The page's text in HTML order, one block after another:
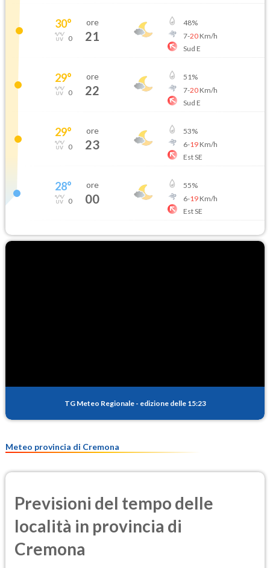
30°
0
ore
21
48%
7-20Km/h
Sud E
29°
0
ore
22
51%
7-20Km/h
Sud E
29°
0
ore
23
53%
6-19Km/h
Est SE
28°
0
ore
00
55%
6-19Km/h
Est SE
TG Meteo Regionale - edizione delle 15:23
Meteo provincia di Cremona
Previsioni del tempo delle
località in provincia di
Cremona